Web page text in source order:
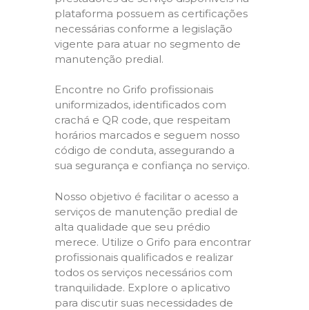
plataforma possuem as certificações
necessárias conforme a legislação
vigente para atuar no segmento de
manutenção predial.
Encontre no Grifo profissionais
uniformizados, identificados com
crachá e QR code, que respeitam
horários marcados e seguem nosso
código de conduta, assegurando a
sua segurança e confiança no serviço.
Nosso objetivo é facilitar o acesso a
serviços de manutenção predial de
alta qualidade que seu prédio
merece. Utilize o Grifo para encontrar
profissionais qualificados e realizar
todos os serviços necessários com
tranquilidade. Explore o aplicativo
para discutir suas necessidades de